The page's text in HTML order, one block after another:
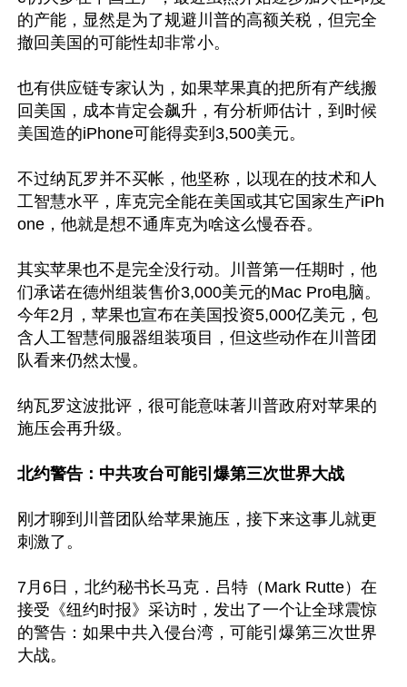
的产能，显然是为了规避川普的高额关税，但完全
撤回美国的可能性却非常小。
也有供应链专家认为，如果苹果真的把所有产线搬
回美国，成本肯定会飙升，有分析师估计，到时候
美国造的iPhone可能得卖到3,500美元。
不过纳瓦罗并不买帐，他坚称，以现在的技术和人
工智慧水平，库克完全能在美国或其它国家生产iPh
one，他就是想不通库克为啥这么慢吞吞。
其实苹果也不是完全没行动。川普第一任期时，他
们承诺在德州组装售价3,000美元的Mac Pro电脑。
今年2月，苹果也宣布在美国投资5,000亿美元，包
含人工智慧伺服器组装项目，但这些动作在川普团
队看来仍然太慢。
纳瓦罗这波批评，很可能意味著川普政府对苹果的
施压会再升级。
北约警告：中共攻台可能引爆第三次世界大战
刚才聊到川普团队给苹果施压，接下来这事儿就更
刺激了。
7月6日，北约秘书长马克．吕特（Mark Rutte）在
接受《纽约时报》采访时，发出了一个让全球震惊
的警告：如果中共入侵台湾，可能引爆第三次世界
大战。